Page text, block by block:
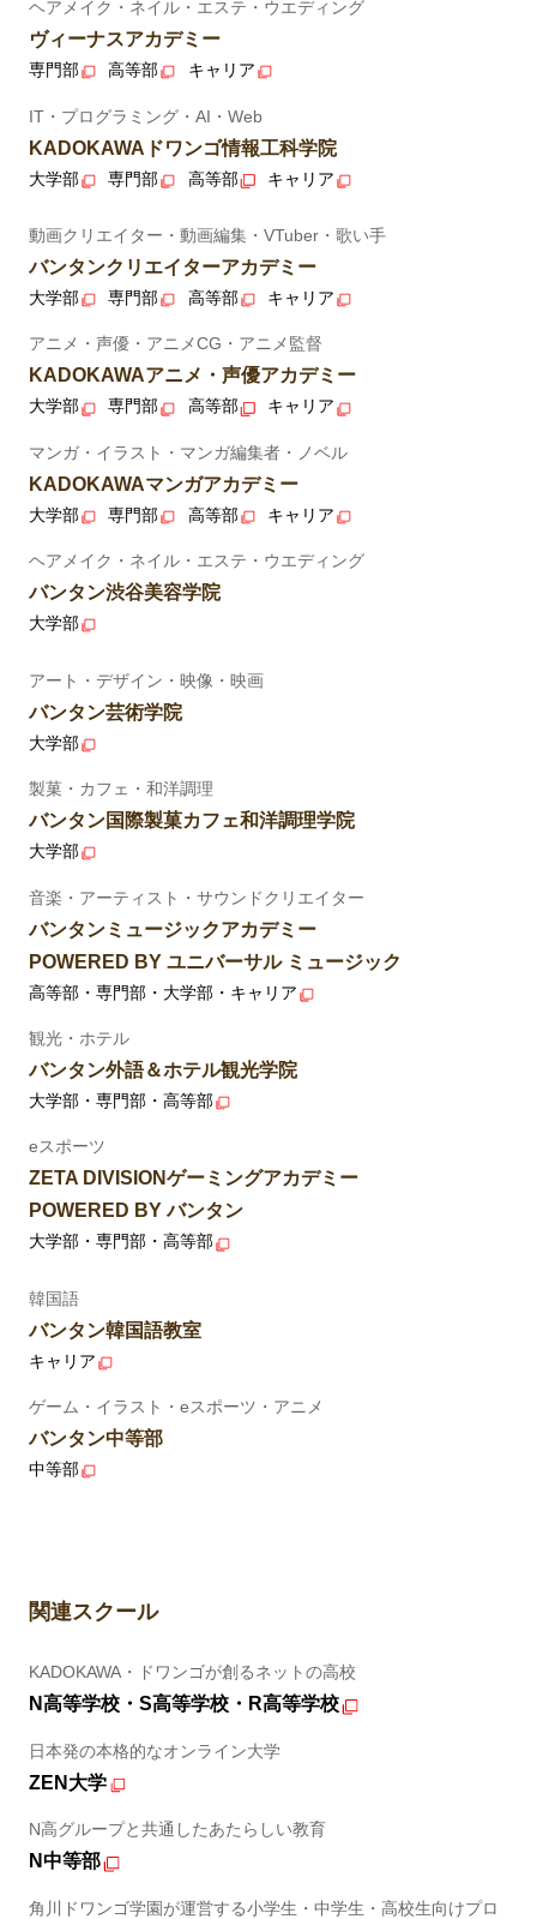
ヘアメイク・ネイル・エステ・ウエディング
ヴィーナスアカデミー
専門部 高等部 キャリア
IT・プログラミング・AI・Web
KADOKAWAドワンゴ情報工科学院
大学部 専門部 高等部 キャリア
動画クリエイター・動画編集・VTuber・歌い手
バンタンクリエイターアカデミー
大学部 専門部 高等部 キャリア
アニメ・声優・アニメCG・アニメ監督
KADOKAWAアニメ・声優アカデミー
大学部 専門部 高等部 キャリア
マンガ・イラスト・マンガ編集者・ノベル
KADOKAWAマンガアカデミー
大学部 専門部 高等部 キャリア
ヘアメイク・ネイル・エステ・ウエディング
バンタン渋谷美容学院
大学部
アート・デザイン・映像・映画
バンタン芸術学院
大学部
製菓・カフェ・和洋調理
バンタン国際製菓カフェ和洋調理学院
大学部
音楽・アーティスト・サウンドクリエイター
バンタンミュージックアカデミー
POWERED BY ユニバーサル ミュージック
高等部・専門部・大学部・キャリア
観光・ホテル
バンタン外語＆ホテル観光学院
大学部・専門部・高等部
eスポーツ
ZETA DIVISIONゲーミングアカデミー
POWERED BY バンタン
大学部・専門部・高等部
韓国語
バンタン韓国語教室
キャリア
ゲーム・イラスト・eスポーツ・アニメ
バンタン中等部
中等部
関連スクール
KADOKAWA・ドワンゴが創るネットの高校
N高等学校・S高等学校・R高等学校
日本発の本格的なオンライン大学
ZEN大学
N高グループと共通したあたらしい教育
N中等部
角川ドワンゴ学園が運営する小学生・中学生・高校生向けプロ